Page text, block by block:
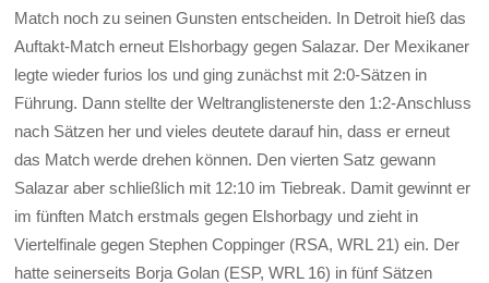
Match noch zu seinen Gunsten entscheiden. In Detroit hieß das
Auftakt-Match erneut Elshorbagy gegen Salazar. Der Mexikaner
legte wieder furios los und ging zunächst mit 2:0-Sätzen in
Führung. Dann stellte der Weltranglistenerste den 1:2-Anschluss
nach Sätzen her und vieles deutete darauf hin, dass er erneut
das Match werde drehen können. Den vierten Satz gewann
Salazar aber schließlich mit 12:10 im Tiebreak. Damit gewinnt er
im fünften Match erstmals gegen Elshorbagy und zieht in
Viertelfinale gegen Stephen Coppinger (RSA, WRL 21) ein. Der
hatte seinerseits Borja Golan (ESP, WRL 16) in fünf Sätzen